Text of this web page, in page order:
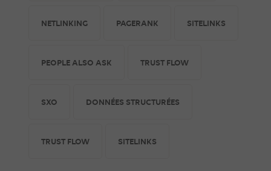
NETLINKING PAGERANK SITELINKS
PEOPLE ALSO ASK TRUST FLOW
SXO DONNÉES STRUCTURÉES
TRUST FLOW SITELINKS